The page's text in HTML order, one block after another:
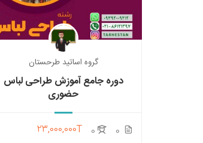
گروه اساتید طرحستان
دوره جامع آموزش طراحی لباس
حضوری
0
0
23,000,000T